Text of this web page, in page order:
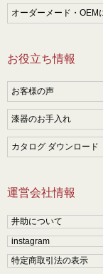
オーダーメード・OEM
お役立ち情報
お客様の声
漆器のお手入れ
カタログ ダウンロード
運営会社情報
井助について
instagram
特定商取引法の表示